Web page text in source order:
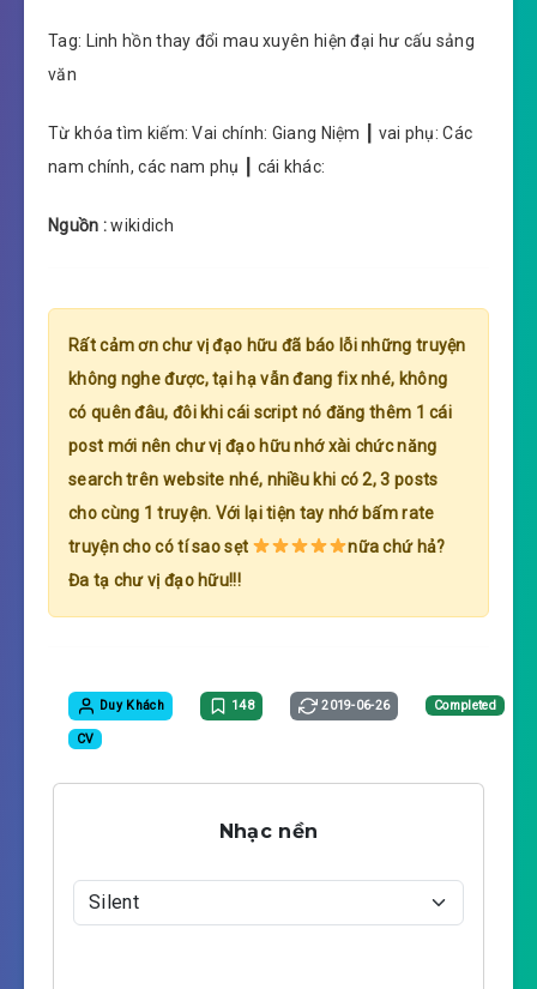
Tag: Linh hồn thay đổi mau xuyên hiện đại hư cấu sảng
văn
Từ khóa tìm kiếm: Vai chính: Giang Niệm ┃ vai phụ: Các
nam chính, các nam phụ ┃ cái khác:
Nguồn :wikidich
Rất cảm ơn chư vị đạo hữu đã báo lỗi những truyện
không nghe được, tại hạ vẫn đang fix nhé, không
có quên đâu, đôi khi cái script nó đăng thêm 1 cái
post mới nên chư vị đạo hữu nhớ xài chức năng
search trên website nhé, nhiều khi có 2, 3 posts
cho cùng 1 truyện. Với lại tiện tay nhớ bấm rate
truyện cho có tí sao sẹt
nữa chứ hả?
Đa tạ chư vị đạo hữu!!!
Duy Khách 148 2019-06-26 Completed
CV
Nhạc nền